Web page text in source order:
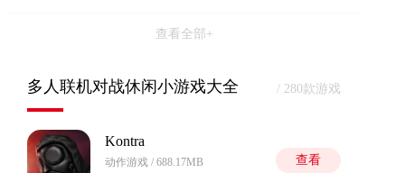
查看全部+
多人联机对战休闲小游戏大全 / 280款游戏
Kontra
动作游戏 / 688.17MB
查看